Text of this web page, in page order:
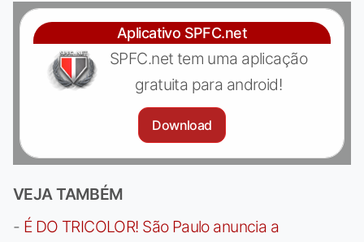
Aplicativo SPFC.net
SPFC.net tem uma aplicação
gratuita para android!
Download
VEJA TAMBÉM
- É DO TRICOLOR! São Paulo anuncia a